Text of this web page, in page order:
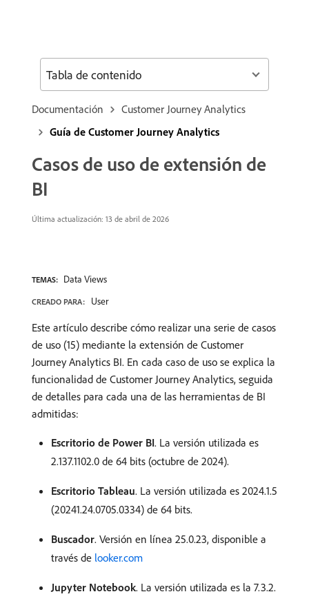
Documentación
Customer Journey Analytics
Guía de Customer Journey Analytics
Casos de uso de extensión de
BI
Última actualización: 13 de abril de 2026
TEMAS: Data Views
CREADO PARA: User
Este artículo describe cómo realizar una serie de casos
de uso (15) mediante la extensión de Customer
Journey Analytics BI. En cada caso de uso se explica la
funcionalidad de Customer Journey Analytics, seguida
de detalles para cada una de las herramientas de BI
admitidas:
Escritorio de Power BI. La versión utilizada es
2.137.1102.0 de 64 bits (octubre de 2024).
Escritorio Tableau. La versión utilizada es 2024.1.5
(20241.24.0705.0334) de 64 bits.
Buscador. Versión en línea 25.0.23, disponible a
través de looker.com
Jupyter Notebook. La versión utilizada es la 7.3.2.
Tabla de contenido